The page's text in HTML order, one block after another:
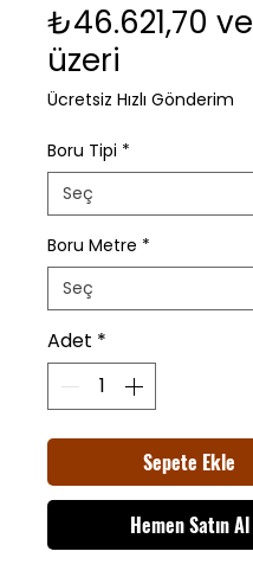
₺46.621,70 ve
üzeri
Ücretsiz Hızlı Gönderim
Boru Tipi *
Boru Metre *
Adet *
Sepete Ekle
Hemen Satın Al